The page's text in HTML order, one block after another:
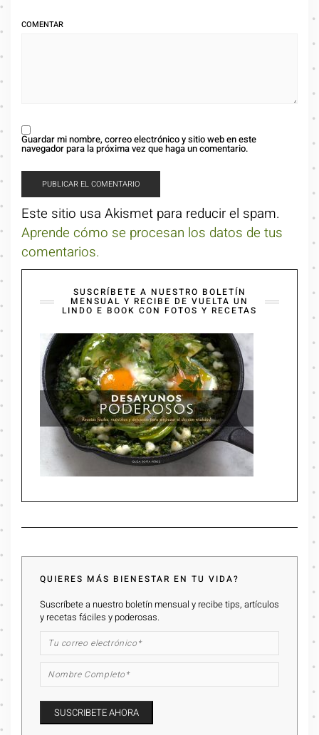
COMENTAR
Guardar mi nombre, correo electrónico y sitio web en este
navegador para la próxima vez que haga un comentario.
Este sitio usa Akismet para reducir el spam.
Aprende cómo se procesan los datos de tus
comentarios.
SUSCRÍBETE A NUESTRO BOLETÍN
MENSUAL Y RECIBE DE VUELTA UN
LINDO E BOOK CON FOTOS Y RECETAS
QUIERES MÁS BIENESTAR EN TU VIDA?
Suscríbete a nuestro boletín mensual y recibe tips, artículos
y recetas fáciles y poderosas.